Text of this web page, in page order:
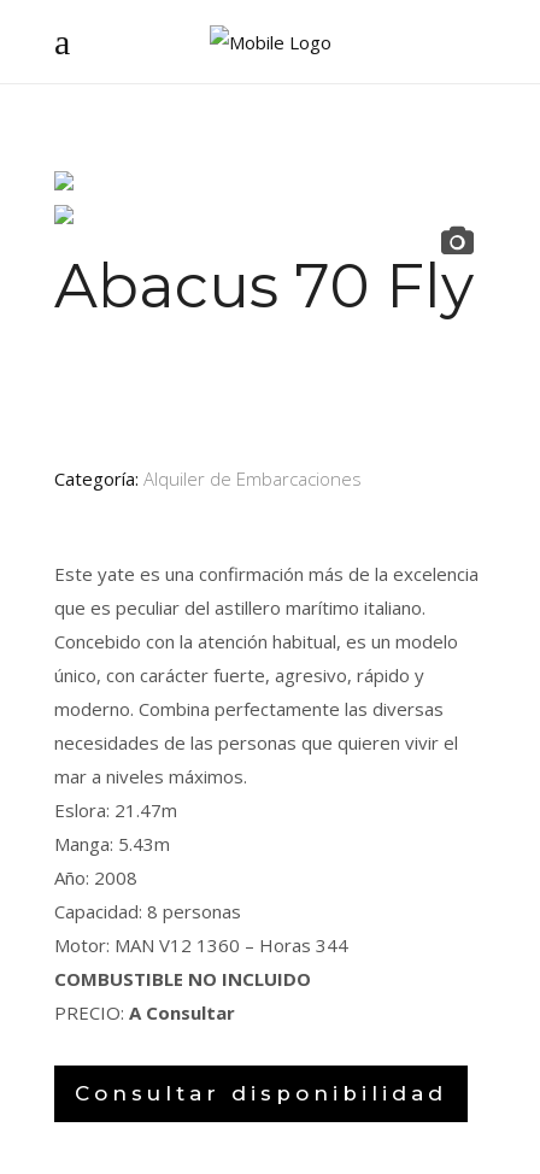
Abacus 70 Fly
Categoría: Alquiler de Embarcaciones
Este yate es una confirmación más de la excelencia
que es peculiar del astillero marítimo italiano.
Concebido con la atención habitual, es un modelo
único, con carácter fuerte, agresivo, rápido y
moderno. Combina perfectamente las diversas
necesidades de las personas que quieren vivir el
mar a niveles máximos.
Eslora: 21.47m
Manga: 5.43m
Año: 2008
Capacidad: 8 personas
Motor: MAN V12 1360 – Horas 344
COMBUSTIBLE NO INCLUIDO
PRECIO: A Consultar
Consultar disponibilidad